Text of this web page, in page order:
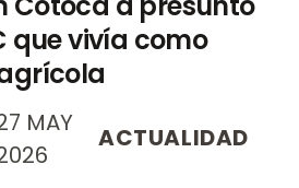
que vivía como
MAY
ACTUALIDAD